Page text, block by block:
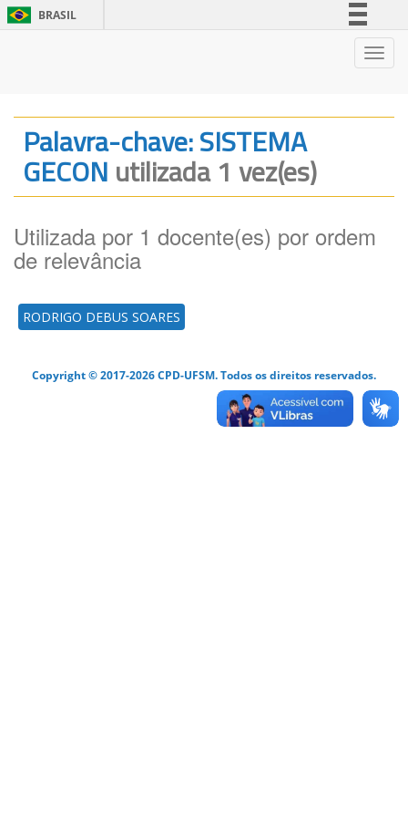
BRASIL
Legislação
Canais
Palavra-chave: SISTEMA
GECON utilizada 1 vez(es)
Utilizada por 1 docente(es) por ordem
de relevância
RODRIGO DEBUS SOARES
Copyright © 2017-2026 CPD-UFSM. Todos os direitos reservados.